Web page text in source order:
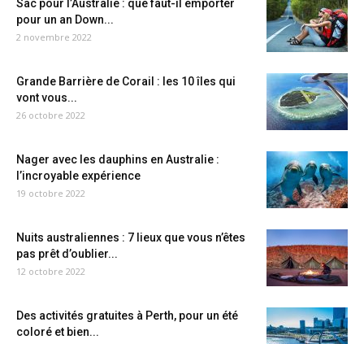
Sac pour l’Australie : que faut-il emporter
pour un an Down...
2 novembre 2022
Grande Barrière de Corail : les 10 îles qui
vont vous...
26 octobre 2022
Nager avec les dauphins en Australie :
l’incroyable expérience
19 octobre 2022
Nuits australiennes : 7 lieux que vous n’êtes
pas prêt d’oublier...
12 octobre 2022
Des activités gratuites à Perth, pour un été
coloré et bien...